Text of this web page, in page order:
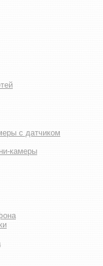
с датчиком
камеры